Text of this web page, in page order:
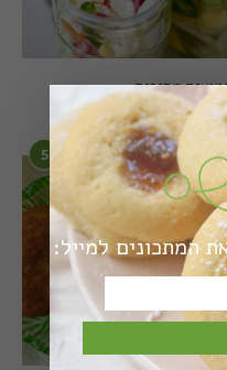
מהירים
5
המתכונים למייל: